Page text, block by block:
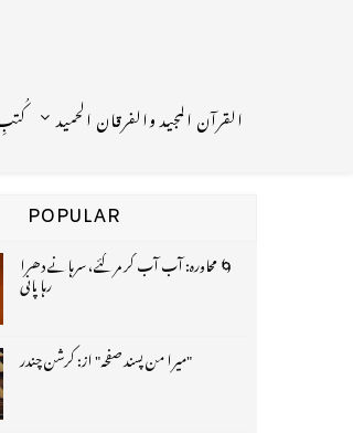
القرآن المجید والفرقان الحمید
POPULAR
🌀 محاورہ: آب آب کر مر گئے، سرہانے دھرا
رہا پانی
"میرا من پسند صفحہ" از: کرشن چندر